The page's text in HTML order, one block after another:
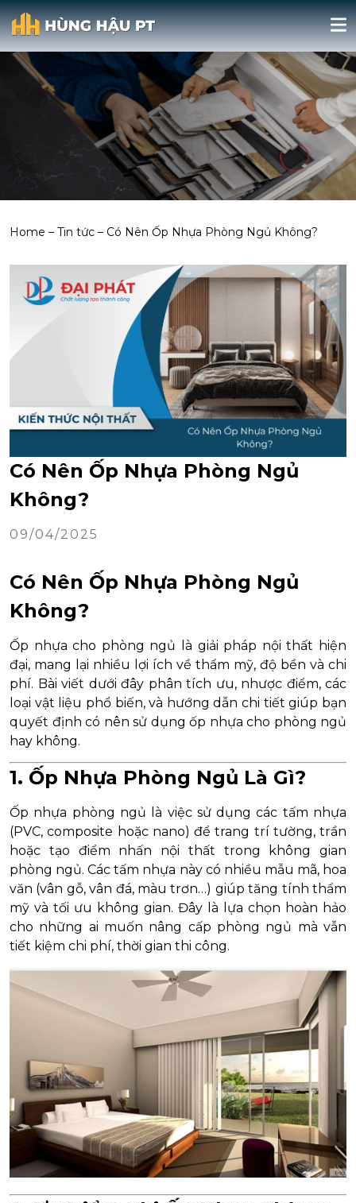
Home – Tin tức – Có Nên Ốp Nhựa Phòng Ngủ Không?
Có Nên Ốp Nhựa Phòng Ngủ
Không?
09/04/2025
Có Nên Ốp Nhựa Phòng Ngủ
Không?
Ốp nhựa cho phòng ngủ là giải pháp nội thất hiện
đại, mang lại nhiều lợi ích về thẩm mỹ, độ bền và chi
phí. Bài viết dưới đây phân tích ưu, nhược điểm, các
loại vật liệu phổ biến, và hướng dẫn chi tiết giúp bạn
quyết định có nên sử dụng ốp nhựa cho phòng ngủ
hay không.
1. Ốp Nhựa Phòng Ngủ Là Gì?
Ốp nhựa phòng ngủ là việc sử dụng các tấm nhựa
(PVC, composite hoặc nano) để trang trí tường, trần
hoặc tạo điểm nhấn nội thất trong không gian
phòng ngủ. Các tấm nhựa này có nhiều mẫu mã, hoa
văn (vân gỗ, vân đá, màu trơn…) giúp tăng tính thẩm
mỹ và tối ưu không gian. Đây là lựa chọn hoàn hảo
cho những ai muốn nâng cấp phòng ngủ mà vẫn
tiết kiệm chi phí, thời gian thi công.